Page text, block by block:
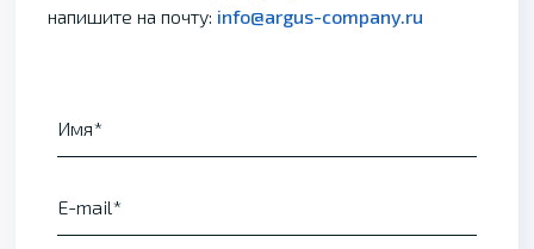
напишите на почту: info@argus-company.ru
Имя
E-mail